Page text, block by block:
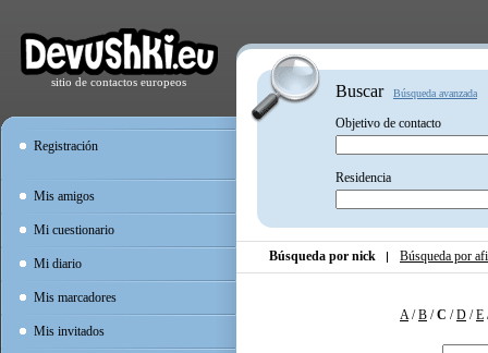
sitio de contactos europeos
Registración
Mis amigos
Mi cuestionario
Mi diario
Mis marcadores
Mis invitados
Buscar Búsqueda avanzada
Objetivo de contacto
Residencia
Búsqueda por nick Búsqueda por
A/B /C /D /E